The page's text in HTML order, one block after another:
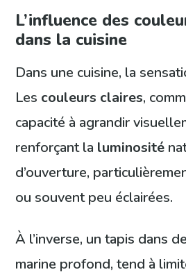
L’influence des
dans la cuisine
Dans une cuisine, la
Les couleurs claires,
capacité à agrandir
renforçant la luminosité
d’ouverture,
ou souvent peu éclairées.
À l’inverse, un tapis dans
marine profond, tend à